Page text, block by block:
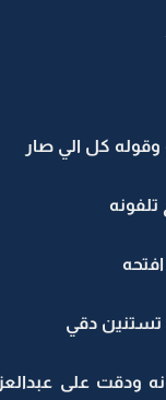
وقوله كل الي صار
دقي
ودقت على